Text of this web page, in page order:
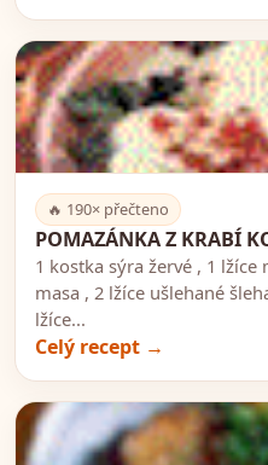
🔥 190× přečteno
POMAZÁNKA Z KRABÍ
1 kostka sýra žervé , 1
masa , 2 lžíce ušlehané
lžíce...
Celý recept →